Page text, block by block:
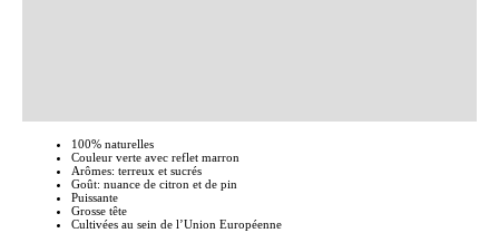
100% naturelles
Couleur verte avec reflet marron
Arômes: terreux et sucrés
Goût: nuance de citron et de pin
Puissante
Grosse tête
Cultivées au sein de l’Union Européenne